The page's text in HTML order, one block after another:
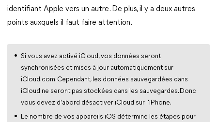
identifiant Apple vers un autre. De plus, il y a deux autres
points auxquels il faut faire attention.
Si vous avez activé iCloud, vos données seront
synchronisées et mises à jour automatiquement sur
iCloud.com. Cependant, les données sauvegardées dans
iCloud ne seront pas stockées dans les sauvegardes. Donc
vous devez d’abord désactiver iCloud sur l'iPhone.
Le nombre de vos appareils iOS détermine les étapes pour